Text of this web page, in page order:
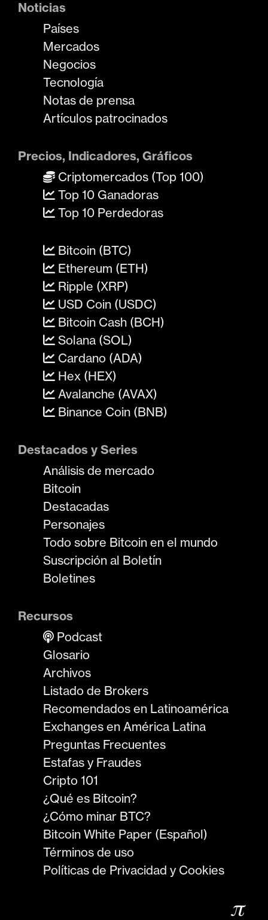
Noticias
Países
Mercados
Negocios
Tecnología
Notas de prensa
Artículos patrocinados
Precios, Indicadores, Gráficos
Criptomercados (Top 100)
Top 10 Ganadoras
Top 10 Perdedoras
Bitcoin (BTC)
Ethereum (ETH)
Ripple (XRP)
USD Coin (USDC)
Bitcoin Cash (BCH)
Solana (SOL)
Cardano (ADA)
Hex (HEX)
Avalanche (AVAX)
Binance Coin (BNB)
Destacados y Series
Análisis de mercado
Bitcoin
Destacadas
Personajes
Todo sobre Bitcoin en el mundo
Suscripción al Boletín
Boletines
Recursos
Podcast
Glosario
Archivos
Listado de Brokers
Recomendados en Latinoamérica
Exchanges en América Latina
Preguntas Frecuentes
Estafas y Fraudes
Cripto 101
¿Qué es Bitcoin?
¿Cómo minar BTC?
Bitcoin White Paper (Español)
Términos de uso
Políticas de Privacidad y Cookies
𝜋